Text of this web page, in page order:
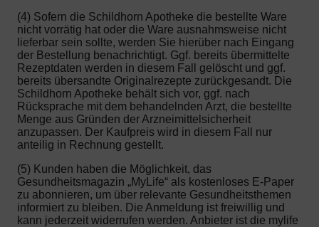
(4) Sofern die Schildhorn Apotheke die bestellte Ware
nicht vorrätig hat oder die Ware ausnahmsweise nicht
lieferbar sein sollte, werden Sie hierüber nach Eingang
der Bestellung benachrichtigt. Ggf. bereits übermittelte
Rezeptdaten werden in diesem Fall gelöscht und ggf.
bereits übersandte Originalrezepte zurückgesandt. Die
Schildhorn Apotheke behält sich vor, ggf. nach
Rücksprache mit dem behandelnden Arzt, die bestellte
Menge aus Gründen der Arzneimittelsicherheit
anzupassen. Der Kaufpreis wird in diesem Fall nur
anteilig in Rechnung gestellt.
(5) Kunden haben die Möglichkeit, das
Gesundheitsmagazin „MyLife“ als kostenloses E-Paper
zu abonnieren, um über relevante Gesundheitsthemen
informiert zu bleiben. Die Anmeldung ist freiwillig und
kann jederzeit widerrufen werden. Anbieter ist die mylife